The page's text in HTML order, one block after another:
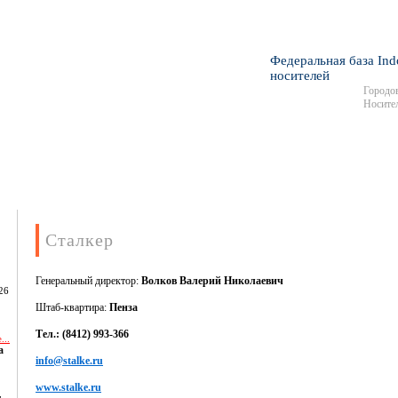
Федеральная база
носителей
Сталкер
Генеральный директор: Волков Валерий Николаевич
Штаб-квартира: Пенза
Тел.: (8412) 993-366
info@stalke.ru
www.stalke.ru